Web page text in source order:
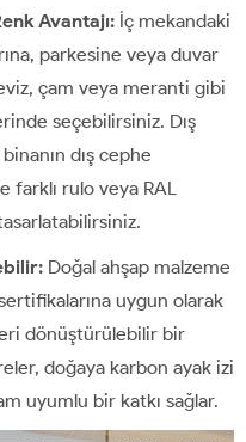
Avantajı: İç mekandaki
parkesine veya duvar
çam veya meranti gibi
seçebilirsiniz. Dış
dış cephe
rulo veya RAL
Doğal ahşap malzeme
uygun olarak
dönüştürülebilir bir
doğaya karbon ayak izi
uyumlu bir katkı sağlar.